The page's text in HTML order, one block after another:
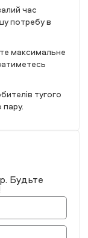
час
потребу в
максимальне
тугого
пару.
Будьте